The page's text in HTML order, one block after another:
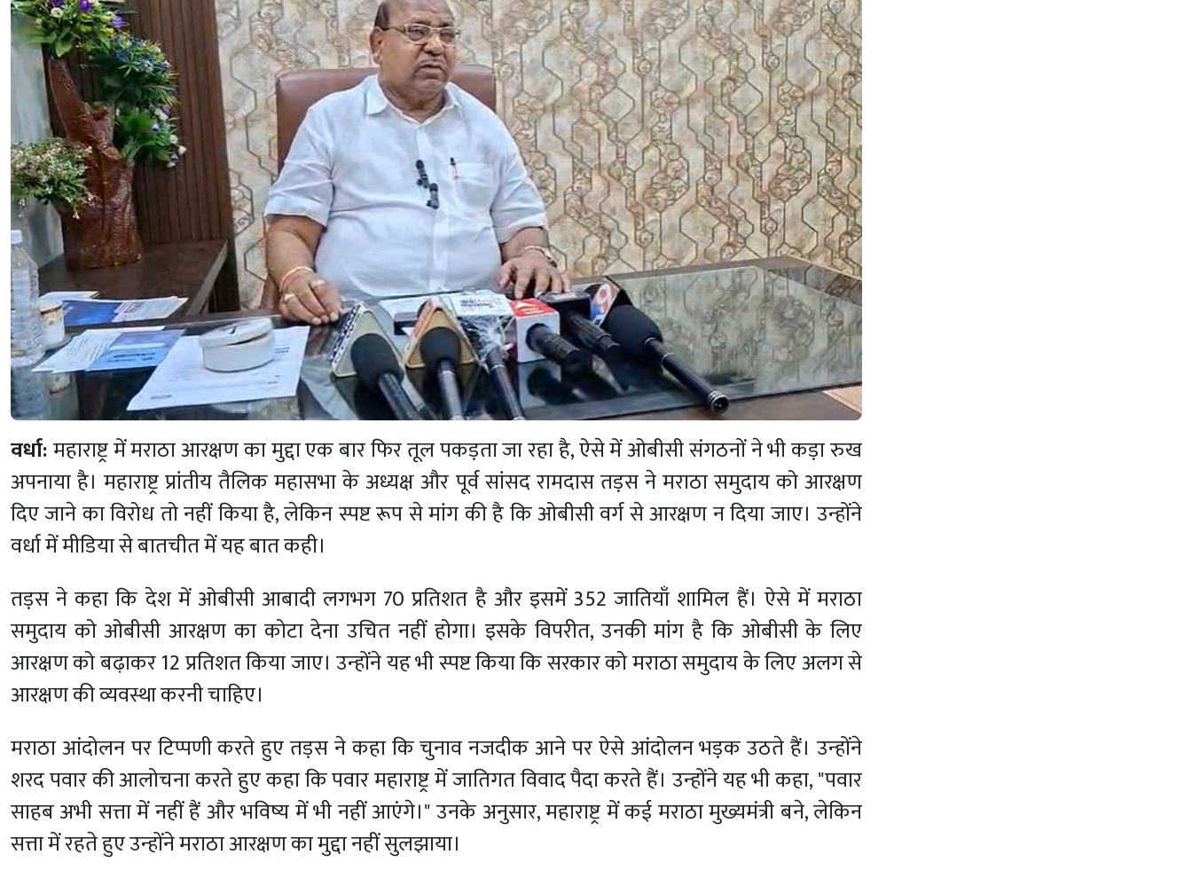
वर्धा:महाराष्ट्र में मराठा आरक्षण का मुद्दा एक बार फिर तूल पकड़ता जा रहा है, ऐसे में ओबीसी संगठनों ने भी कड़ा रुख
अपनाया है। महाराष्ट्र प्रांतीय तैलिक महासभा के अध्यक्ष और पूर्व सांसद रामदास तड़स ने मराठा समुदाय को आरक्षण
दिए जाने का विरोध तो नहीं किया है, लेकिन स्पष्ट रूप से मांग की है कि ओबीसी वर्ग से आरक्षण न दिया जाए। उन्होंने
वर्धा में मीडिया से बातचीत में यह बात कही।
तड़स ने कहा कि देश में ओबीसी आबादी लगभग 70 प्रतिशत है और इसमें 352 जातियाँ शामिल हैं। ऐसे में मराठा
समुदाय को ओबीसी आरक्षण का कोटा देना उचित नहीं होगा। इसके विपरीत, उनकी मांग है कि ओबीसी के लिए
आरक्षण को बढ़ाकर 12 प्रतिशत किया जाए। उन्होंने यह भी स्पष्ट किया कि सरकार को मराठा समुदाय के लिए अलग से
आरक्षण की व्यवस्था करनी चाहिए।
मराठा आंदोलन पर टिप्पणी करते हुए तड़स ने कहा कि चुनाव नजदीक आने पर ऐसे आंदोलन भड़क उठते हैं। उन्होंने
शरद पवार की आलोचना करते हुए कहा कि पवार महाराष्ट्र में जातिगत विवाद पैदा करते हैं। उन्होंने यह भी कहा, "पवार
साहब अभी सत्ता में नहीं हैं और भविष्य में भी नहीं आएंगे।" उनके अनुसार, महाराष्ट्र में कई मराठा मुख्यमंत्री बने, लेकिन
सत्ता में रहते हुए उन्होंने मराठा आरक्षण का मुद्दा नहीं सुलझाया।